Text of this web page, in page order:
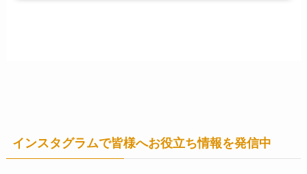
インスタグラムで皆様へお役立ち情報を発信中